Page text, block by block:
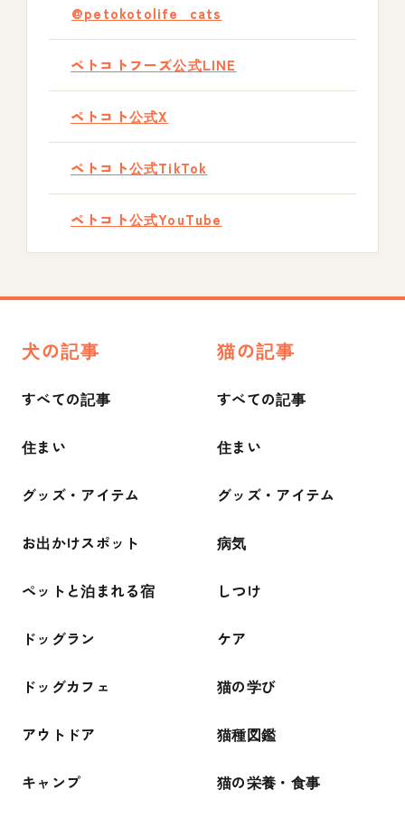
@petokotolife_cats
ペトコトフーズ公式LINE
ペトコト公式X
ペトコト公式TikTok
ペトコト公式YouTube
犬の記事
すべての記事
住まい
グッズ・アイテム
お出かけスポット
ペットと泊まれる宿
ドッグラン
ドッグカフェ
アウトドア
キャンプ
猫の記事
すべての記事
住まい
グッズ・アイテム
病気
しつけ
ケア
猫の学び
猫種図鑑
猫の栄養・食事